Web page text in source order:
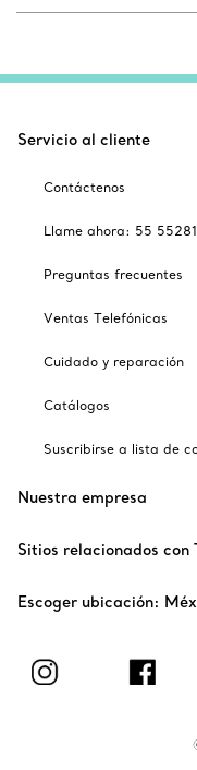
Servicio al cliente
Contáctenos
Llame ahora: 55
Preguntas frecuentes
Ventas Telefónicas
Cuidado y reparación
Catálogos
Suscribirse a lista de
Nuestra empresa
Sitios relacionados con
Escoger ubicación: